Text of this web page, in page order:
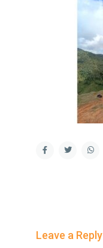
Leave a Reply